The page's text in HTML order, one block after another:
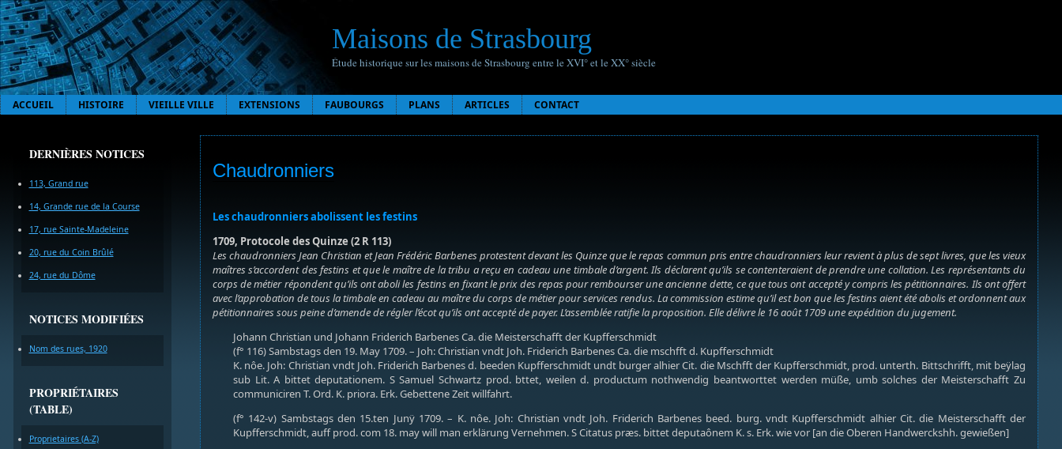
Maisons de Strasbourg
Étude historique sur les maisons de Strasbourg entre le XVI° et le XX° siècle
ACCUEIL HISTOIRE VIEILLE VILLE EXTENSIONS FAUBOURGS PLANS ARTICLES CONTACT
DERNIÈRES NOTICES
113, Grand rue
14, Grande rue de la Course
17, rue Sainte-Madeleine
20, rue du Coin Brûlé
24, rue du Dôme
NOTICES MODIFIÉES
Nom des rues, 1920
PROPRIÉTAIRES
(TABLE)
Proprietaires (A-Z)
Chaudronniers
Les chaudronniers abolissent les festins
1709, Protocole des Quinze (2 R 113)
Les chaudronniers Jean Christian et Jean Frédéric Barbenes protestent devant les Quinze que le repas commun pris entre chaudronniers leur revient à plus de sept livres, que les vieux
maîtres s’accordent des festins et que le maître de la tribu a reçu en cadeau une timbale d’argent. Ils déclarent qu’ils se contenteraient de prendre une collation. Les représentants du
corps de métier répondent qu’ils ont aboli les festins en fixant le prix des repas pour rembourser une ancienne dette, ce que tous ont accepté y compris les pétitionnaires. Ils ont offert
avec l’approbation de tous la timbale en cadeau au maître du corps de métier pour services rendus. La commission estime qu’il est bon que les festins aient été abolis et ordonnent aux
pétitionnaires sous peine d’amende de régler l’écot qu’ils ont accepté de payer. L’assemblée ratifie la proposition. Elle délivre le 16 août 1709 une expédition du jugement.
Johann Christian und Johann Friderich Barbenes Ca. die Meisterschafft der Kupfferschmidt
(f° 116) Sambstags den 19. May 1709. – Joh: Christian vndt Joh. Friderich Barbenes Ca. die mschfft d. Kupfferschmidt
K. nôe. Joh: Christian vndt Joh. Friderich Barbenes d. beeden Kupfferschmidt undt burger alhier Cit. die Mschfft der Kupfferschmidt, prod. unterth. Bittschrifft, mit beÿlag
sub Lit. A bittet deputationem. S Samuel Schwartz prod. bttet, weilen d. productum nothwendig beantworttet werden müße, umb solches der Meisterschafft Zu
communiciren T. Ord. K. priora. Erk. Gebettene Zeit willfahrt.
(f° 142-v) Sambstags den 15.ten Junÿ 1709. – K. nôe. Joh: Christian vndt Joh. Friderich Barbenes beed. burg. vndt Kupfferschmidt alhier Cit. die Meisterschafft der
Kupfferschmidt, auff prod. com 18. may will man erklärung Vernehmen. S Citatus præs. bittet deputaônem K. s. Erk. wie vor [an die Oberen Handwerckshh. gewießen]